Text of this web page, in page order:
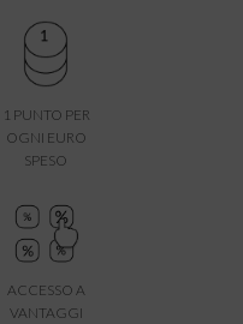
1 PUNTO PER
OGNI EURO
SPESO
ACCESSO A
VANTAGGI